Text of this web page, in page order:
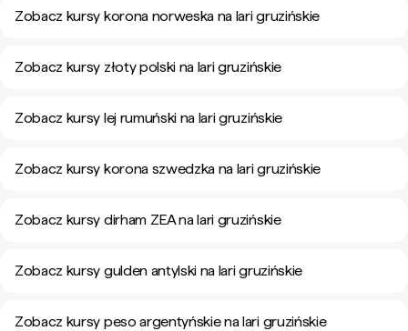
Zobacz kursy korona norweska na lari gruzińskie
Zobacz kursy złoty polski na lari gruzińskie
Zobacz kursy lej rumuński na lari gruzińskie
Zobacz kursy korona szwedzka na lari gruzińskie
Zobacz kursy dirham ZEA na lari gruzińskie
Zobacz kursy gulden antylski na lari gruzińskie
Zobacz kursy peso argentyńskie na lari gruzińskie